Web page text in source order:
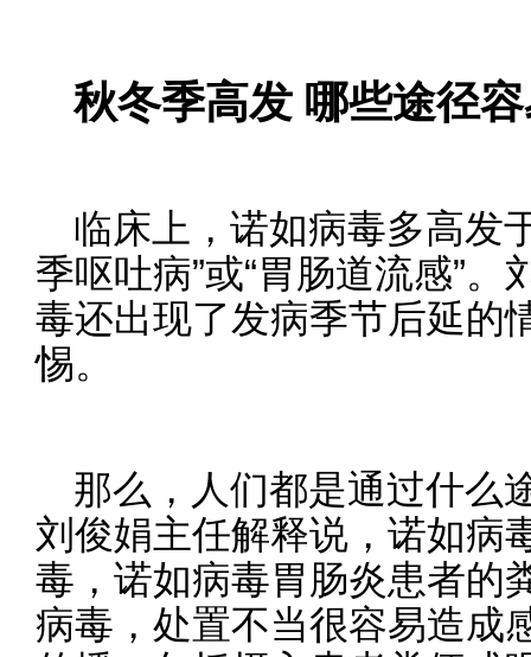
秋冬季高发 哪些途径
临床上，诺如病毒多高发
季呕吐病”或“胃肠道流感”
毒还出现了发病季节后延的
惕。
那么，人们都是通过什么
刘俊娟主任解释说，诺如病
毒，诺如病毒胃肠炎患者的
病毒，处置不当很容易造